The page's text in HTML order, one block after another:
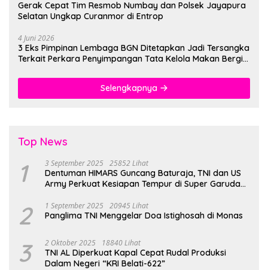
Gerak Cepat Tim Resmob Numbay dan Polsek Jayapura
Selatan Ungkap Curanmor di Entrop
4 Juni 2026
3 Eks Pimpinan Lembaga BGN Ditetapkan Jadi Tersangka
Terkait Perkara Penyimpangan Tata Kelola Makan Bergizi
Selengkapnya
Top News
1 3 September 2025 25852 Lihat
Dentuman HIMARS Guncang Baturaja, TNI dan US
Army Perkuat Kesiapan Tempur di Super Garuda
2 1 September 2025 20945 Lihat
Panglima TNI Menggelar Doa Istighosah di Monas
3 2 Oktober 2025 18840 Lihat
TNI AL Diperkuat Kapal Cepat Rudal Produksi
Dalam Negeri “KRI Belati-622”